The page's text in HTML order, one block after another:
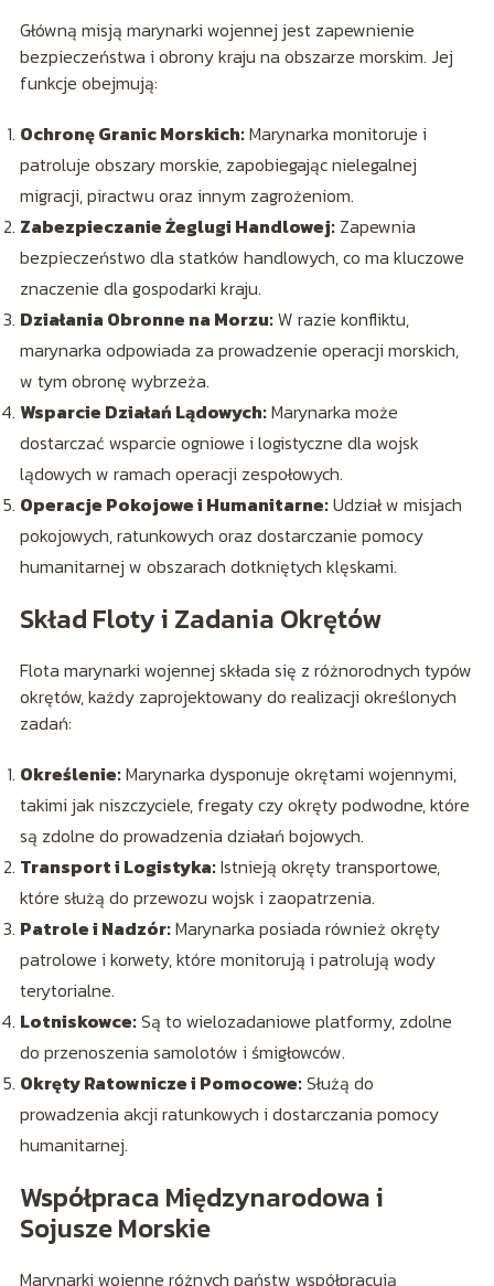
Główną misją marynarki wojennej jest zapewnienie
bezpieczeństwa i obrony kraju na obszarze morskim. Jej
funkcje obejmują:
Ochronę Granic Morskich:Marynarka monitoruje i
patroluje obszary morskie, zapobiegając nielegalnej
migracji, piractwu oraz innym zagrożeniom.
Zabezpieczanie Żeglugi Handlowej:Zapewnia
bezpieczeństwo dla statków handlowych, co ma kluczowe
znaczenie dla gospodarki kraju.
Działania Obronne na Morzu:W razie konfliktu,
marynarka odpowiada za prowadzenie operacji morskich,
w tym obronę wybrzeża.
Wsparcie Działań Lądowych:Marynarka może
dostarczać wsparcie ogniowe i logistyczne dla wojsk
lądowych w ramach operacji zespołowych.
Operacje Pokojowe i Humanitarne:Udział w misjach
pokojowych, ratunkowych oraz dostarczanie pomocy
humanitarnej w obszarach dotkniętych klęskami.
Skład Floty i Zadania Okrętów
Flota marynarki wojennej składa się z różnorodnych typów
okrętów, każdy zaprojektowany do realizacji określonych
zadań:
Określenie:Marynarka dysponuje okrętami wojennymi,
takimi jak niszczyciele, fregaty czy okręty podwodne, które
są zdolne do prowadzenia działań bojowych.
Transport i Logistyka:Istnieją okręty transportowe,
które służą do przewozu wojsk i zaopatrzenia.
Patrole i Nadzór:Marynarka posiada również okręty
patrolowe i korwety, które monitorują i patrolują wody
terytorialne.
Lotniskowce:Są to wielozadaniowe platformy, zdolne
do przenoszenia samolotów i śmigłowców.
Okręty Ratownicze i Pomocowe:Służą do
prowadzenia akcji ratunkowych i dostarczania pomocy
humanitarnej.
Współpraca Międzynarodowa i
Sojusze Morskie
Marynarki wojenne różnych państw współpracują